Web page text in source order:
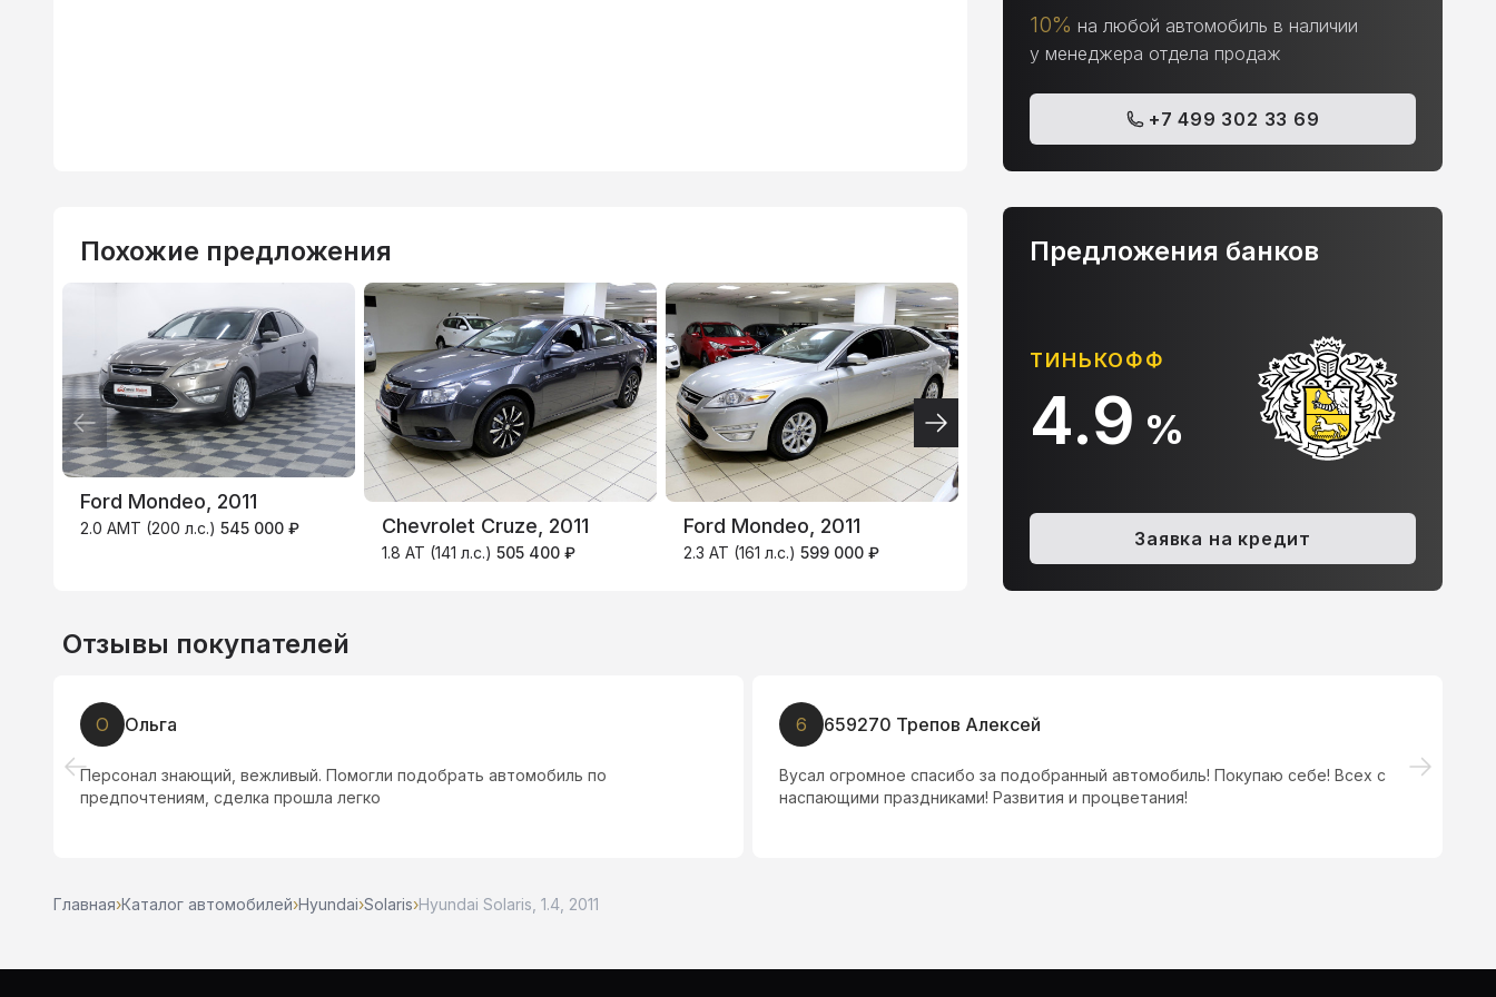
10% на любой автомобиль в наличии
у менеджера отдела продаж
+7 499 302 33 69
Похожие предложения
Ford Mondeo, 2011
2.0 AMT (200 л.с.) 545 000 ₽ Chevrolet Cruze, 2011
1.8 AT (141 л.с.) 505 400 ₽
Ford Mondeo, 2011
2.3 AT (161 л.с.) 599 000 ₽
Opel Astra, 2012 Volvo S40, 2011
ВТБ
3.9%
ТИНЬКОФФ
4.9%
АЛЬФА-БАНК
10.9%
Предложения банков
Заявка на кредит
Отзывы покупателей
О Ольга
Персонал знающий, вежливый. Помогли подобрать автомобиль по
предпочтениям, сделка прошла легко
6 659270 Трепов Алексей
Вусал огромное спасибо за подобранный автомобиль! Покупаю себе! Всех с
наспающими праздниками! Развития и процветания!
Главная›Каталог автомобилей›Hyundai›Solaris›Hyundai Solaris, 1.4, 2011